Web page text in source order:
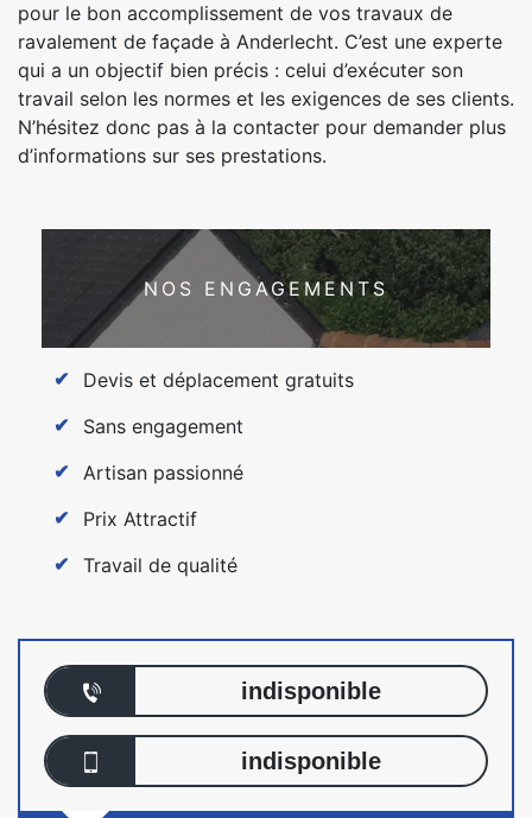
pour le bon accomplissement de vos travaux de
ravalement de façade à Anderlecht. C’est une experte
qui a un objectif bien précis : celui d’exécuter son
travail selon les normes et les exigences de ses clients.
N’hésitez donc pas à la contacter pour demander plus
d’informations sur ses prestations.
NOS ENGAGEMENTS
Devis et déplacement gratuits
Sans engagement
Artisan passionné
Prix Attractif
Travail de qualité
indisponible
indisponible